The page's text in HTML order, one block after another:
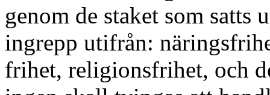
genom de staket som satts
ingrepp utifrån:
frihet, religionsfrihet, och